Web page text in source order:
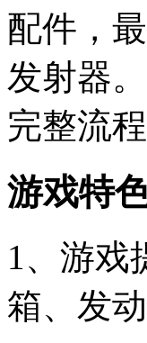
配件，
发射器
完整流
游戏特
1、游戏
箱、发